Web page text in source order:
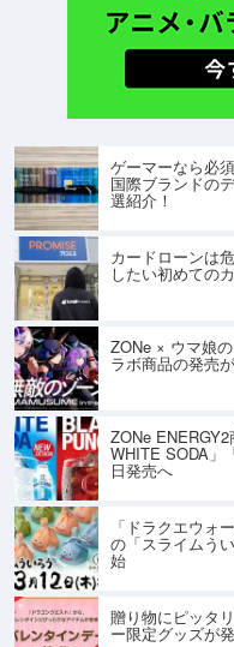
ゲーマーなら必
国際ブランドの
選紹介！
カードローンは
したい初めての
ZONe × ウマ娘
ラボ商品の発売
ZONe
WHITE SODA」
日発売へ
「ドラクエウォ
の「スライムう
始
贈り物にピッタ
ー限定グッズが